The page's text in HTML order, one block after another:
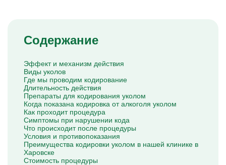
Содержание
Эффект и механизм действия
Виды уколов
Где мы проводим кодирование
Длительность действия
Препараты для кодирования уколом
Когда показана кодировка от алкоголя уколом
Как проходит процедура
Симптомы при нарушении кода
Что происходит после процедуры
Условия и противопоказания
Преимущества кодировки уколом в нашей клинике в
Харовске
Стоимость процедуры